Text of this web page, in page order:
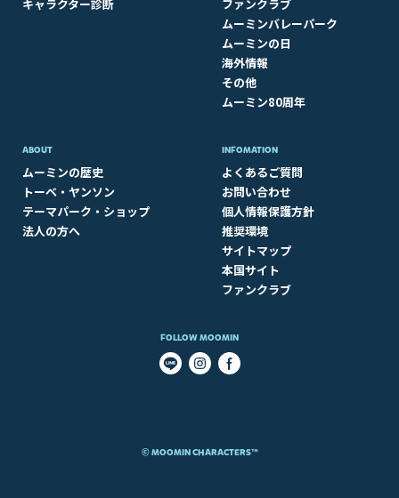
キャラクター診断
ファンクラブ
ムーミンバレーパーク
ムーミンの日
海外情報
その他
ムーミン80周年
ABOUT​
ムーミンの歴史
トーベ・ヤンソン
テーマパーク・ショップ
法人の方へ
INFOMATION
よくあるご質問
お問い合わせ
個人情報保護方針
推奨環境
サイトマップ
本国サイト
ファンクラブ
FOLLOW MOOMIN
© MOOMIN CHARACTERS™​